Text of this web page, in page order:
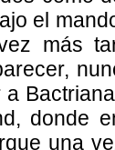
el
más
a
, donde
una